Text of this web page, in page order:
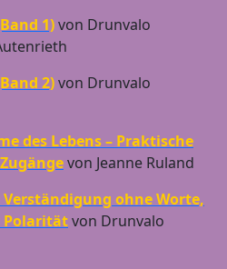
1)von Drunvalo
2)von Drunvalo
des Lebens – Praktische
von Jeanne Ruland
Verständigung ohne Worte,
Polaritätvon Drunvalo